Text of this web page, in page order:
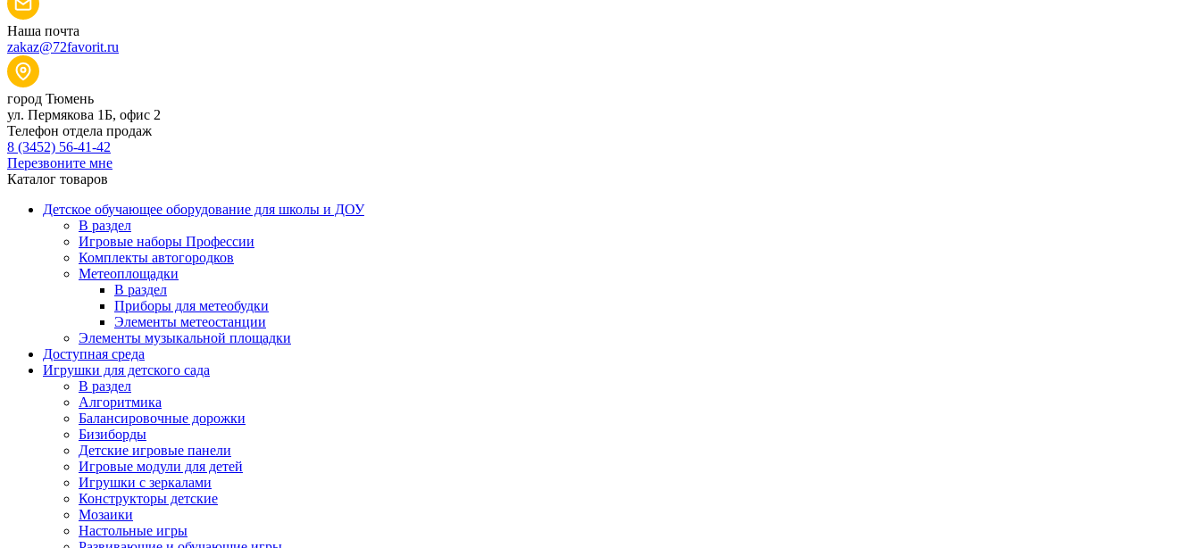
Наша почта
zakaz@72favorit.ru
город Тюмень
ул. Пермякова 1Б, офис 2
Телефон отдела продаж
8 (3452) 56-41-42
Перезвоните мне
Каталог товаров
Детское обучающее оборудование для школы и ДОУ
В раздел
Игровые наборы Профессии
Комплекты автогородков
Метеоплощадки
В раздел
Приборы для метеобудки
Элементы метеостанции
Элементы музыкальной площадки
Доступная среда
Игрушки для детского сада
В раздел
Алгоритмика
Балансировочные дорожки
Бизиборды
Детские игровые панели
Игровые модули для детей
Игрушки с зеркалами
Конструкторы детские
Мозаики
Настольные игры